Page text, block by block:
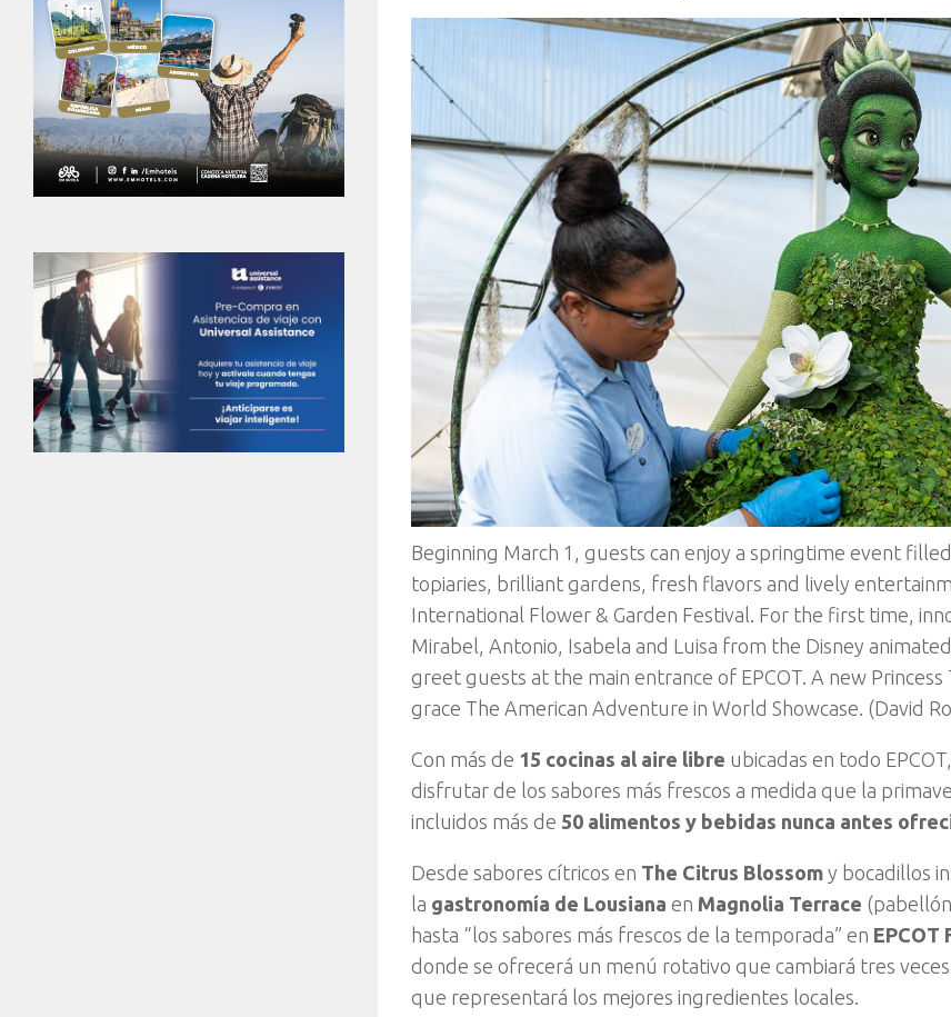
Beginning March 1, guests can enjoy a springtime event
topiaries, brilliant gardens, fresh flavors and lively
International Flower & Garden Festival. For the first time,
Mirabel, Antonio, Isabela and Luisa from the Disney
greet guests at the main entrance of EPCOT. A new Princess
grace The American Adventure in World Showcase. (David
Con más de 15 cocinas al aire libre ubicadas en todo
disfrutar de los sabores más frescos a medida que la
incluidos más de 50 alimentos y bebidas nunca antes
Desde sabores cítricos en The Citrus Blossom y bocadillos
la gastronomía de Lousiana en Magnolia Terrace
hasta “los sabores más frescos de la temporada” en EPCOT
donde se ofrecerá un menú rotativo que cambiará tres
que representará los mejores ingredientes locales.